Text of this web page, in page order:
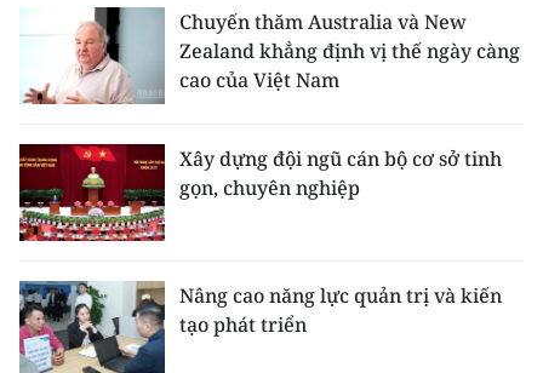
Chuyến thăm Australia và New
Zealand khẳng định vị thế ngày càng
cao của Việt Nam
Xây dựng đội ngũ cán bộ cơ sở tinh
gọn, chuyên nghiệp
Nâng cao năng lực quản trị và kiến
tạo phát triển